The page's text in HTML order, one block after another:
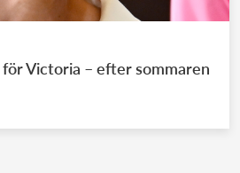
Victoria – efter sommaren